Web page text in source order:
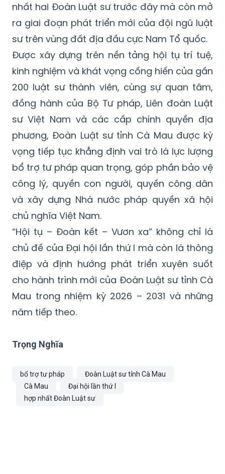
nhất hai Đoàn Luật sư trước đây mà còn mở
ra giai đoạn phát triển mới của đội ngũ luật
sư trên vùng đất địa đầu cực Nam Tổ quốc.
Được xây dựng trên nền tảng hội tụ trí tuệ,
kinh nghiệm và khát vọng cống hiến của gần
200 luật sư thành viên, cùng sự quan tâm,
đồng hành của Bộ Tư pháp, Liên đoàn Luật
sư Việt Nam và các cấp chính quyền địa
phương, Đoàn Luật sư tỉnh Cà Mau được kỳ
vọng tiếp tục khẳng định vai trò là lực lượng
bổ trợ tư pháp quan trọng, góp phần bảo vệ
công lý, quyền con người, quyền công dân
và xây dựng Nhà nước pháp quyền xã hội
chủ nghĩa Việt Nam.
“Hội tụ – Đoàn kết – Vươn xa” không chỉ là
chủ đề của Đại hội lần thứ I mà còn là thông
điệp và định hướng phát triển xuyên suốt
cho hành trình mới của Đoàn Luật sư tỉnh Cà
Mau trong nhiệm kỳ 2026 – 2031 và những
năm tiếp theo.
Trọng Nghĩa
bổ trợ tư pháp
Đoàn Luật sư tỉnh Cà Mau
Cà Mau
Đại hội lần thứ I
hợp nhất Đoàn Luật sư